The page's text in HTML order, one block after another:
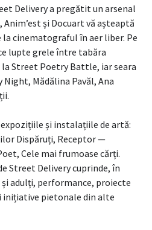
Delivery a pregătit un arsenal
Anim’est și Docuart vă așteaptă
cinematograful în aer liber. Pe
lupte grele între tabăra
Street Poetry Battle, iar seara
Night, Mădălina Pavăl, Ana
și instalațiile de artă:
Dispăruți, Receptor —
Cele mai frumoase cărți.
Street Delivery cuprinde, în
adulți, performance, proiecte
inițiative pietonale din alte